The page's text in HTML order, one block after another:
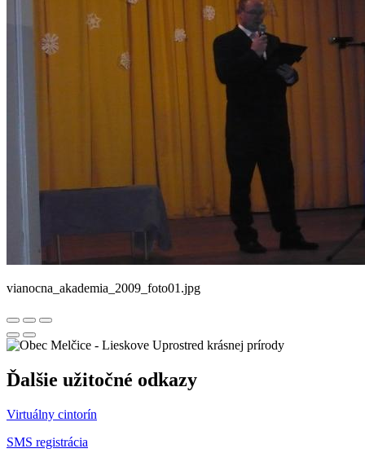
vianocna_akademia_2009_foto01.jpg
Uprostred krásnej prírody
Ďalšie užitočné odkazy
Virtuálny cintorín
SMS registrácia